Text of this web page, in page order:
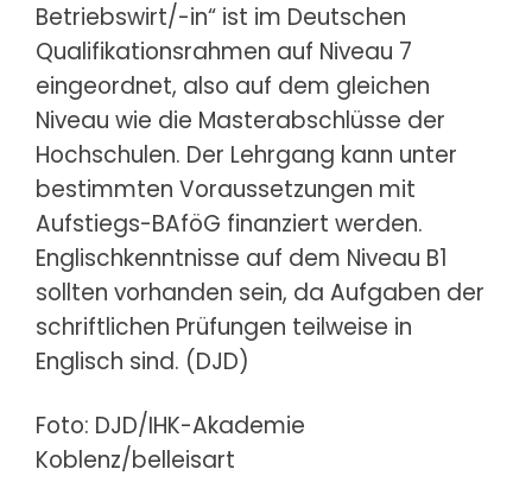
Betriebswirt/-in“ ist im Deutschen
Qualifikationsrahmen auf Niveau 7
eingeordnet, also auf dem gleichen
Niveau wie die Masterabschlüsse der
Hochschulen. Der Lehrgang kann unter
bestimmten Voraussetzungen mit
Aufstiegs-BAföG finanziert werden.
Englischkenntnisse auf dem Niveau B1
sollten vorhanden sein, da Aufgaben der
schriftlichen Prüfungen teilweise in
Englisch sind. (DJD)
Foto: DJD/IHK-Akademie
Koblenz/belleisart